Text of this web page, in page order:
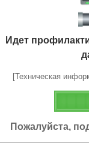
Идет
[Техническая
Пожалуйста,